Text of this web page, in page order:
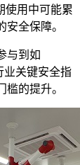
使用中可能累
全保障。
与到如
业关键安全指
的提升。